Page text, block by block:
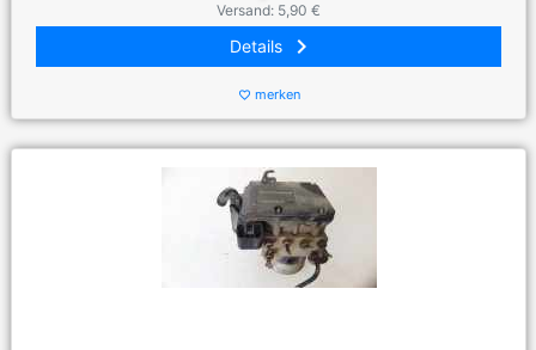
Versand: 5,90 €
Details keyboard_arrow_right
favorite_border merken